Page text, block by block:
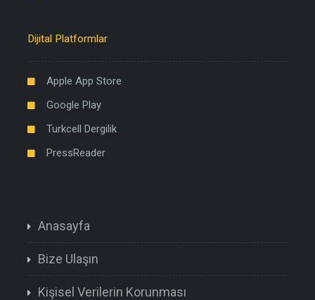
Dijital Platformlar
Apple App Store
Google Play
Turkcell Dergilik
PressReader
Anasayfa
Bize Ulaşın
Kişisel Verilerin Korunması